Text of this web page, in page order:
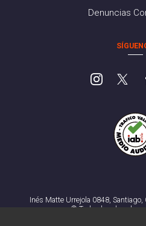
Denuncias
Inés Matte Urrejola 0848,
© Todos los derechos